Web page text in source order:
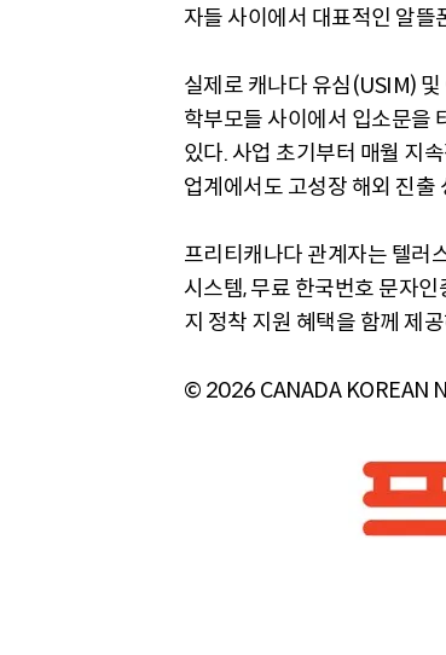
자들 사이에서 대표적인 알뜰
실제로 캐나다 유심(USIM)
학부모들 사이에서 입소문을
있다. 사업 초기부터 매월 지
업계에서도 고성장 해외 진출
프리티캐나다 관계자는 텔러
시스템, 무료 한국번호 문자
지 정착 지원 혜택을 함께 제
© 2026 CANADA KOREAN